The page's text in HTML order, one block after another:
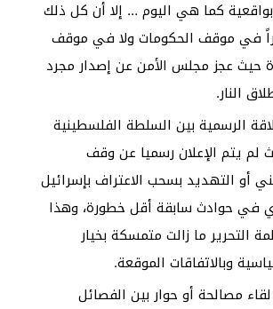
كما هي اليوم … إلا أن كل ذلك
في موقف الحكومات ولا في موقف
حيث عجز مجلس الأمن عن إصدار مجرد
النار.
الرسمية بين السلطة الفلسطينية
لم يتم الإعلان رسميا عن وقف
أو التهديد بسحب الاعتراف بإسرائيل
في حوادث سابقة أقل خطورة، وهذا
التحرير ما زالت متمسكة بخيار
وبالاتفاقات الموقعة.
مصالحة أو حوار بين الفصائل